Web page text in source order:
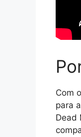
Com
para
Dead